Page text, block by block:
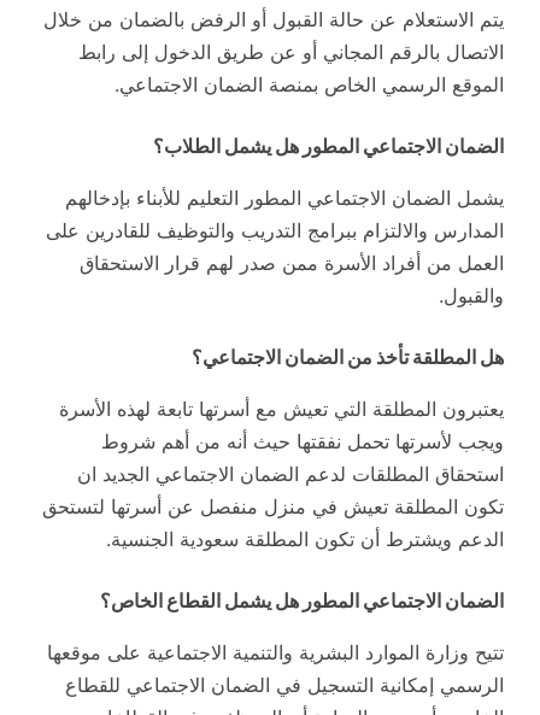
يتم الاستعلام عن حالة القبول أو الرفض بالضمان من خلال
الاتصال بالرقم المجاني أو عن طريق الدخول إلى رابط
الموقع الرسمي الخاص بمنصة الضمان الاجتماعي.
الضمان الاجتماعي المطور هل يشمل الطلاب؟
يشمل الضمان الاجتماعي المطور التعليم للأبناء بإدخالهم
المدارس والالتزام ببرامج التدريب والتوظيف للقادرين على
العمل من أفراد الأسرة ممن صدر لهم قرار الاستحقاق
والقبول.
هل المطلقة تأخذ من الضمان الاجتماعي؟
يعتبرون المطلقة التي تعيش مع أسرتها تابعة لهذه الأسرة
ويجب لأسرتها تحمل نفقتها حيث أنه من أهم شروط
استحقاق المطلقات لدعم الضمان الاجتماعي الجديد ان
تكون المطلقة تعيش في منزل منفصل عن أسرتها لتستحق
الدعم ويشترط أن تكون المطلقة سعودية الجنسية.
الضمان الاجتماعي المطور هل يشمل القطاع الخاص؟
تتيح وزارة الموارد البشرية والتنمية الاجتماعية على موقعها
الرسمي إمكانية التسجيل في الضمان الاجتماعي للقطاع